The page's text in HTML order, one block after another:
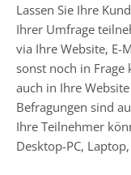
Lassen Sie Ihre
Ihrer Umfrage
via Ihre Website, E-
sonst noch in Frage
auch in Ihre
Befragungen sind
Ihre Teilnehmer
Desktop-PC,